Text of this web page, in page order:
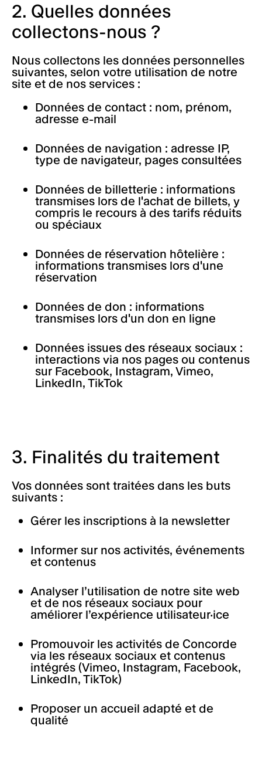
2. Quelles données
collectons-nous ?
Nous collectons les données personnelles
suivantes, selon votre utilisation de notre
site et de nos services :
Données de contact : nom, prénom,
adresse e-mail
Données de navigation : adresse IP,
type de navigateur, pages consultées
Données de billetterie : informations
transmises lors de l'achat de billets, y
compris le recours à des tarifs réduits
ou spéciaux
Données de réservation hôtelière :
informations transmises lors d'une
réservation
Données de don : informations
transmises lors d'un don en ligne
Données issues des réseaux sociaux :
interactions via nos pages ou contenus
sur Facebook, Instagram, Vimeo,
LinkedIn, TikTok
3. Finalités du traitement
Vos données sont traitées dans les buts
suivants :
Gérer les inscriptions à la newsletter
Informer sur nos activités, événements
et contenus
Analyser l’utilisation de notre site web
et de nos réseaux sociaux pour
améliorer l’expérience utilisateur·ice
Promouvoir les activités de Concorde
via les réseaux sociaux et contenus
intégrés (Vimeo, Instagram, Facebook,
LinkedIn, TikTok)
Proposer un accueil adapté et de
qualité